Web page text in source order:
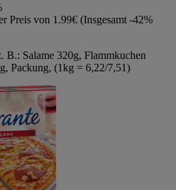
Preis von 1.99€ (Insgesamt -42%
B.: Salame 320g, Flammkuchen
Packung, (1kg = 6,22/7,51)